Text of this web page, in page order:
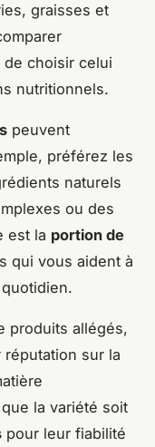
graisses et
choisir celui
nutritionnels.
peuvent
préférez les
naturels
ou des
est la portion de
qui vous aident à
produits allégés,
sur la
la variété soit
pour leur fiabilité